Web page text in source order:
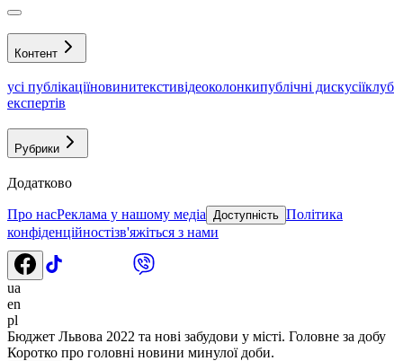
Контент
усі публікаціїновинитекстивідеоколонкипублічні дискусіїклуб
експертів
Рубрики
Додатково
Про насРеклама у нашому медіа Доступність Політика
конфіденційностізв'яжіться з нами
ua
en
pl
Бюджет Львова 2022 та нові забудови у місті. Головне за добу
Коротко про головні новини минулої доби.